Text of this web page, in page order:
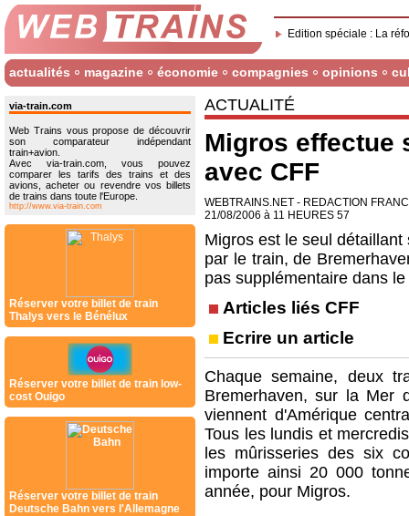
Edition spéciale : La
actualités magazine économie compagnies opinions
via-train.com
Web Trains vous propose de découvrir
son comparateur indépendant
train+avion.
Avec via-train.com, vous pouvez
comparer les tarifs des trains et des
avions, acheter ou revendre vos billets
de trains dans toute l'Europe.
http://www.via-train.com
Réserver votre billet de train
Thalys vers le Bénélux
Réserver votre billet de train low-
cost Ouigo
Réserver votre billet de train
Deutsche Bahn vers l'Allemagne
ACTUALITÉ
Migros effectue
avec CFF
WEBTRAINS.NET - REDACTION
21/08/2006 à 11 HEURES 57
Migros est le seul
par le train, de
pas supplémentaire dans
Articles liés CFF
Ecrire un article
Chaque semaine, deux
Bremerhaven, sur la Mer
viennent d'Amérique
Tous les lundis et
les mûrisseries des six
importe ainsi 20 000
année, pour Migros.